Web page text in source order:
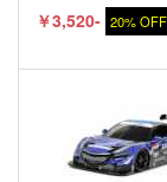
￥3,520- 20% OFF